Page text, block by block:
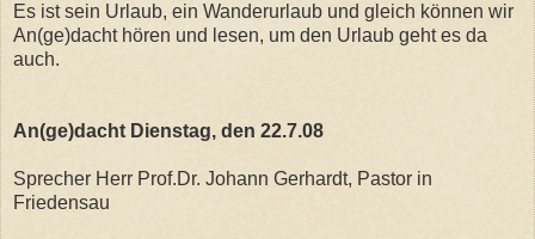
Es ist sein Urlaub, ein Wanderurlaub und gleich können wir
An(ge)dacht hören und lesen, um den Urlaub geht es da
auch.
An(ge)dacht Dienstag, den 22.7.08
Sprecher Herr Prof.Dr. Johann Gerhardt, Pastor in
Friedensau